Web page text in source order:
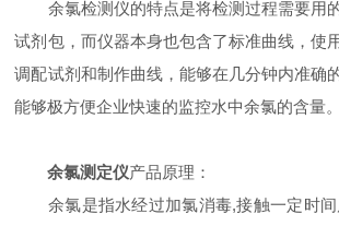
余氯检测仪的特点是将检测过程需要用
试剂包，而仪器本身也包含了标准曲线，使
调配试剂和制作曲线，能够在几分钟内准确
能够极方便企业快速的监控水中余氯的含量。
余氯测定仪产品原理：
余氯是指水经过加氯消毒,接触一定时间